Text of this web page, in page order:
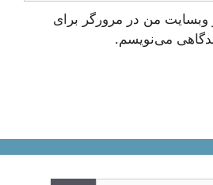
وبسایت من در مرورگر برای
می‌نویسم.